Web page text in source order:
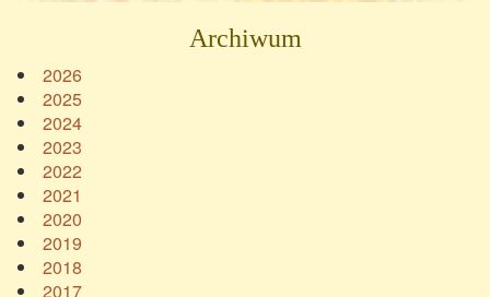
Archiwum
2026
2025
2024
2023
2022
2021
2020
2019
2018
2017